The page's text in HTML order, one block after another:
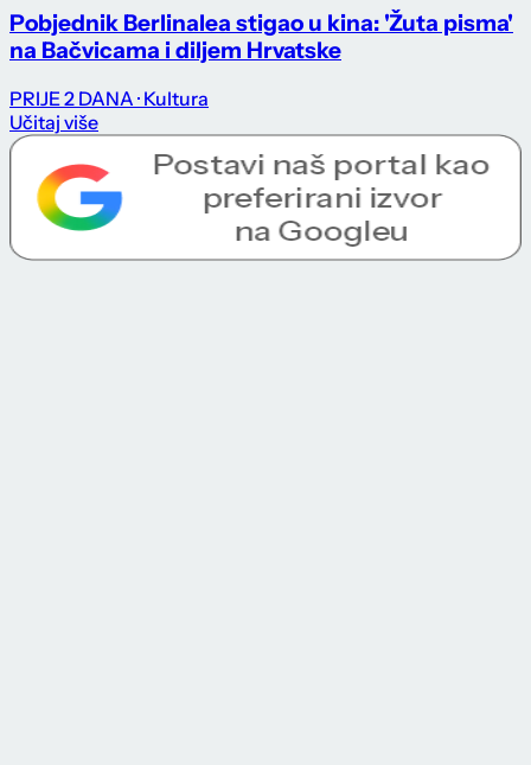
Pobjednik Berlinalea stigao u kina: 'Žuta pisma'
na Bačvicama i diljem Hrvatske
PRIJE 2 DANA · Kultura
Učitaj više